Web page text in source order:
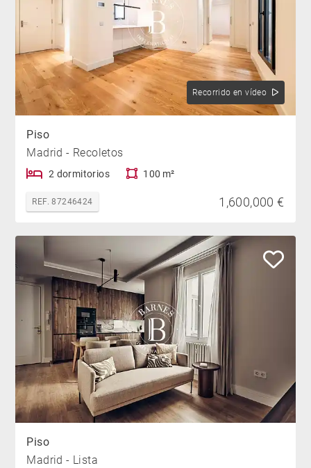
Recorrido en vídeo
Piso
Madrid - Recoletos
2 dormitorios 100 m²
REF. 87246424 1,600,000 €
Piso
Madrid - Lista